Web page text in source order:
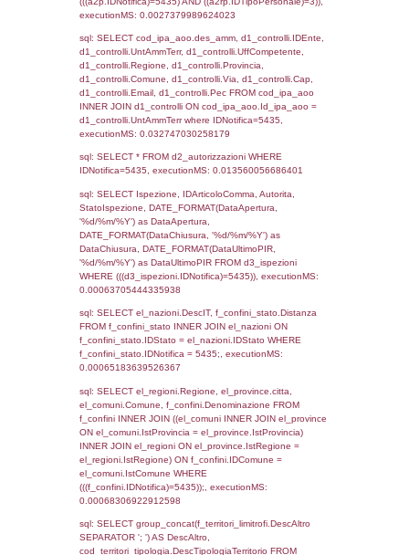
`userlevelpermissions` WHERE `userlevelid`
sql: SELECT a1.RagioneSociale,
localita, el_prov.citta AS provincia,
DATE(n.DataInvioNotifica) as
n.FileNotificaZip, n.DataFileNotificaZip
LEFT JOIN infostabilimento i ON
n.CodiceUnivoco LEFT JOIN
a1.CodiceUnivoco = n.CodiceUnivoco LEFT
el_comuni AS el_com ON a1.ComuneStab =
el_com.IstComune LEFT JOIN el_province
a1.ProvinciaStab = el_prov.IstProvincia
n.IDNotifica = 5435;, executionMS:
sql: SELECT a1_stabilimento.*,
ComuneST, el_province.citta as
el_regioni.Regione as RegioneST,
as ComuneSL, el_province_1.citta as
el_regioni_1.Regione as RegioneSL FROM
(((((a1_stabilimento LEFT JOIN el_comuni
a1_stabilimento.ComuneStab =
LEFT JOIN el_province ON
= el_province.IstProvincia) LEFT JOIN
a1_stabilimento.RegioneStab =
LEFT JOIN el_comuni AS el_comuni_1 ON
a1_stabilimento.IstComuneSL =